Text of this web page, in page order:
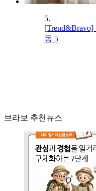
5.
동 5
브라보 추천뉴스